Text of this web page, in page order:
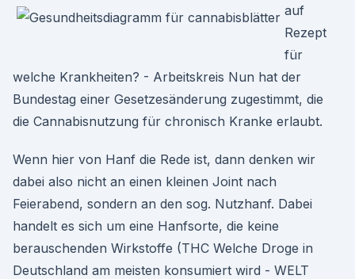
auf
Rezept
für
welche Krankheiten? - Arbeitskreis Nun hat der
Bundestag einer Gesetzesänderung zugestimmt, die
die Cannabisnutzung für chronisch Kranke erlaubt.
Wenn hier von Hanf die Rede ist, dann denken wir
dabei also nicht an einen kleinen Joint nach
Feierabend, sondern an den sog. Nutzhanf. Dabei
handelt es sich um eine Hanfsorte, die keine
berauschenden Wirkstoffe (THC Welche Droge in
Deutschland am meisten konsumiert wird - WELT